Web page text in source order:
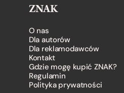
ZNAK
O nas
Dla autorów
Dla reklamodawców
Kontakt
Gdzie mogę kupić ZNAK?
Regulamin
Polityka prywatności